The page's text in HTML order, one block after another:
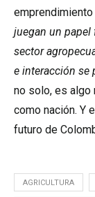
emprendimiento
juegan un
sector
e interacción se
no solo, es
como nación. Y
futuro de
AGRICULTURA